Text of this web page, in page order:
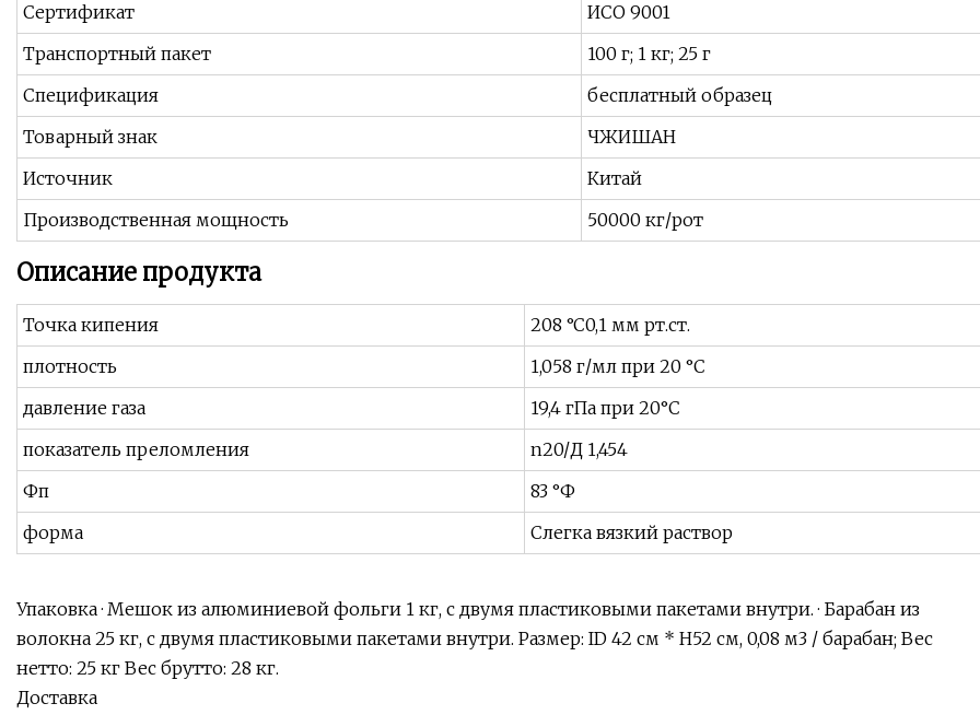
Сертификат
ИСО 9001
Транспортный пакет
100 г; 1 кг; 25 г
Спецификация
бесплатный образец
Товарный знак
ЧЖИШАН
Источник
Китай
Производственная мощность
50000 кг/рот
Описание продукта
Точка кипения
208 °C0,1 мм рт.ст.
плотность
1,058 г/мл при 20 °C
давление газа
19,4 гПа при 20°C
показатель преломления
n20/Д 1,454
Фп
83 °Ф
форма
Слегка вязкий раствор
Упаковка · Мешок из алюминиевой фольги 1 кг, с двумя пластиковыми пакетами внутри. · Барабан из
волокна 25 кг, с двумя пластиковыми пакетами внутри. Размер: ID 42 см * H52 см, 0,08 м3 / барабан; Вес
нетто: 25 кг Вес брутто: 28 кг.
Доставка